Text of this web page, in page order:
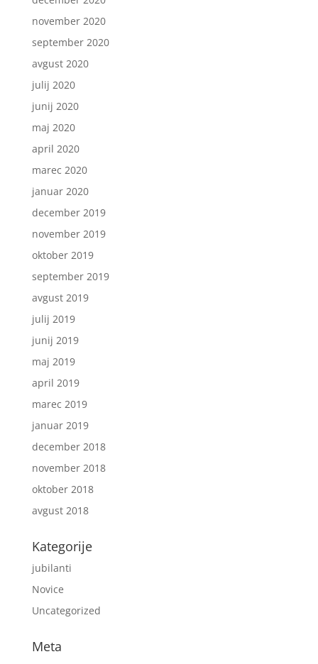
november 2020
september 2020
avgust 2020
julij 2020
junij 2020
maj 2020
april 2020
marec 2020
januar 2020
december 2019
november 2019
oktober 2019
september 2019
avgust 2019
julij 2019
junij 2019
maj 2019
april 2019
marec 2019
januar 2019
december 2018
november 2018
oktober 2018
avgust 2018
Kategorije
jubilanti
Novice
Uncategorized
Meta